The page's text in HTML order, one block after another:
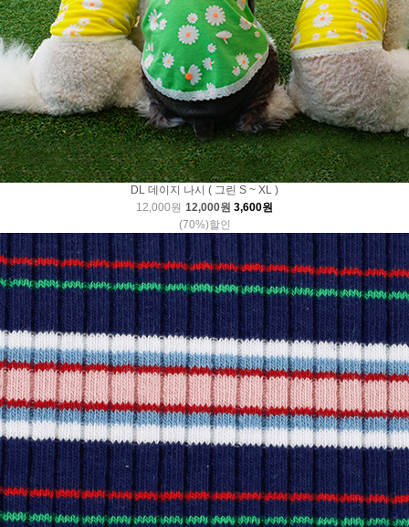
DL 데이지 나시 ( 그린 S ~ XL )
12,000원 12,000원 3,600원
(70%)할인